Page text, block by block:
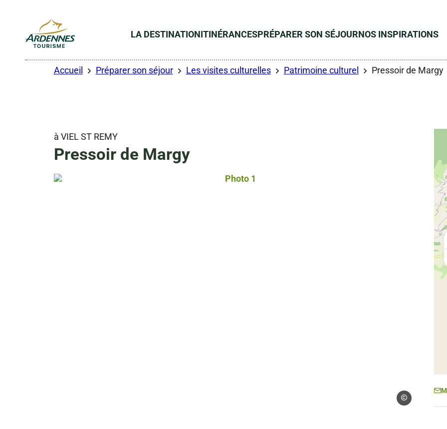
LA DESTINATIONITINÉRANCESPRÉPARER SON SÉJOURNOS INSPIRATIONS
Accueil Préparer son séjour Les visites culturelles Patrimoine culturel Pressoir de Margy
à VIEL ST REMY
Pressoir de Margy
Photo 1, © Droits libres
Droits libres